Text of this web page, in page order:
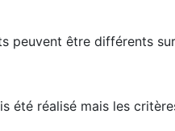
peuvent être différents
été réalisé mais les